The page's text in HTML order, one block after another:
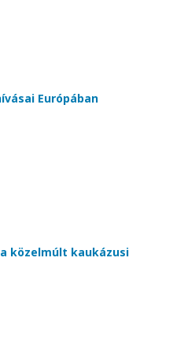
Európában
közelmúlt kaukázusi